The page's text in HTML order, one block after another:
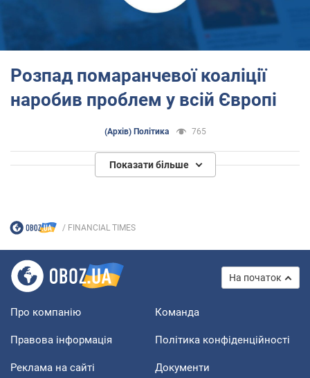
Розпад помаранчевої коаліції
наробив проблем у всій Європі
(Архів) Політика 765
Показати більше
FINANCIAL TIMES
На початок
Про компанію Команда
Правова інформація Політика конфіденційності
Реклама на сайті Документи